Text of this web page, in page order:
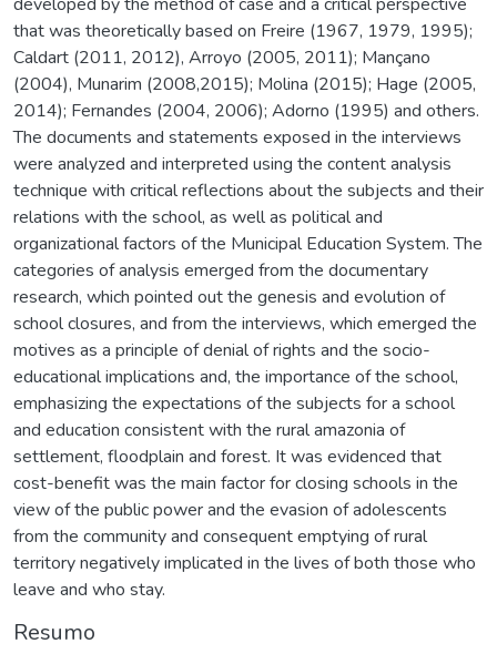
that was theoretically based on Freire (1967, 1979, 1995);
Caldart (2011, 2012), Arroyo (2005, 2011); Mançano
(2004), Munarim (2008,2015); Molina (2015); Hage (2005,
2014); Fernandes (2004, 2006); Adorno (1995) and others.
The documents and statements exposed in the interviews
were analyzed and interpreted using the content analysis
technique with critical reflections about the subjects and their
relations with the school, as well as political and
organizational factors of the Municipal Education System. The
categories of analysis emerged from the documentary
research, which pointed out the genesis and evolution of
school closures, and from the interviews, which emerged the
motives as a principle of denial of rights and the socio-
educational implications and, the importance of the school,
emphasizing the expectations of the subjects for a school
and education consistent with the rural amazonia of
settlement, floodplain and forest. It was evidenced that
cost-benefit was the main factor for closing schools in the
view of the public power and the evasion of adolescents
from the community and consequent emptying of rural
territory negatively implicated in the lives of both those who
leave and who stay.
Resumo